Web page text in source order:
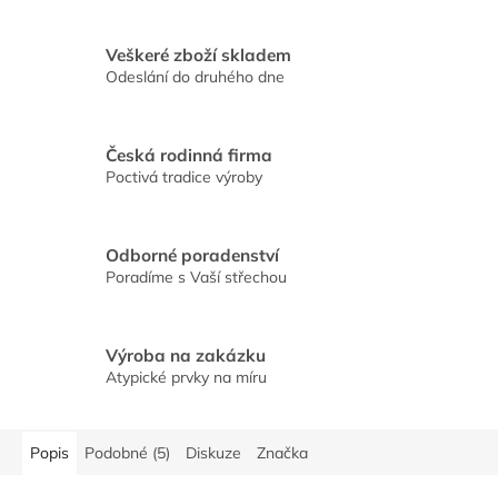
Veškeré zboží skladem
Odeslání do druhého dne
Česká rodinná firma
Poctivá tradice výroby
Odborné poradenství
Poradíme s Vaší střechou
Výroba na zakázku
Atypické prvky na míru
Popis Podobné (5) Diskuze Značka